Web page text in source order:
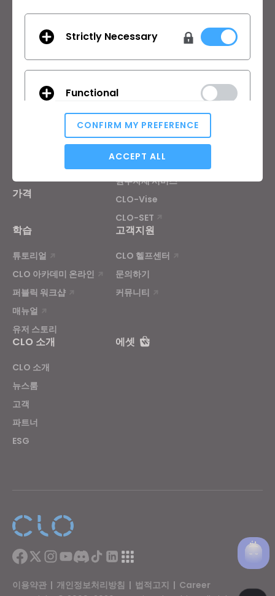
동의합니다.
한국어
가격
교육기관
개인 및 학생
채용정보
원부자재 서비스
CLO-Vise
CLO-SET
학습
튜토리얼
CLO 아카데미 온라인
퍼블릭 워크샵
매뉴얼
유저 스토리
고객지원
CLO 헬프센터
문의하기
커뮤니티
CLO 소개
CLO 소개
뉴스룸
고객
파트너
ESG
에셋
이용약관 | 개인정보처리방침 | 법적고지 | Career
Strictly Necessary
Functional
Analytical / Performance
properly.
CONFIRM MY PREFERENCE
ACCEPT ALL